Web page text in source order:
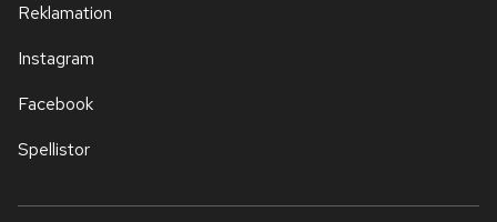
Reklamation
Instagram
Facebook
Spellistor